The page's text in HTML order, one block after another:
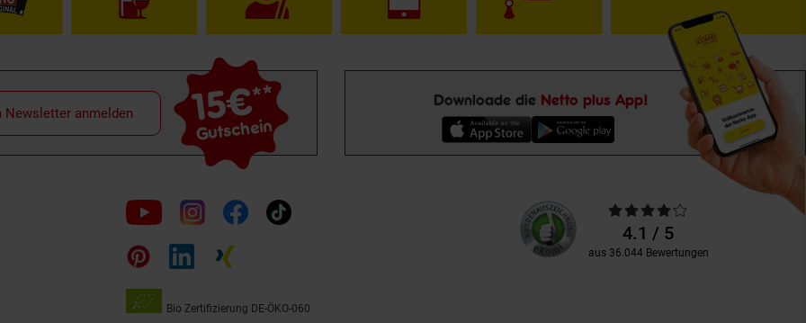
15€**
Gutschein
Newsletter anmelden
Downloade die Netto plus App!
Folge
uns
auf
Bio Zertifizierung DE-ÖKO-060
Unsere
Kundenbewertungen
Durchschnittliche
Bewertungen4.1 / 5
aus 36.044 Bewertungen